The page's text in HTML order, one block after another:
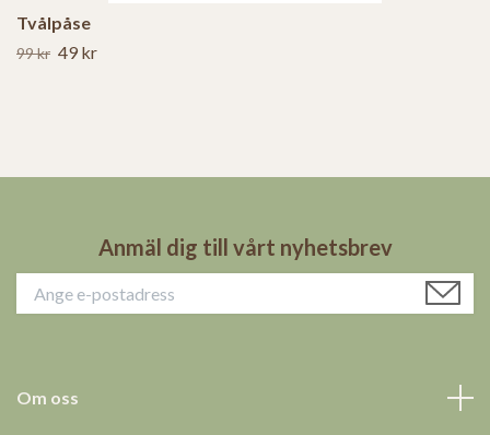
Tvålpåse
99 kr 49 kr
Anmäl dig till vårt nyhetsbrev
Om oss